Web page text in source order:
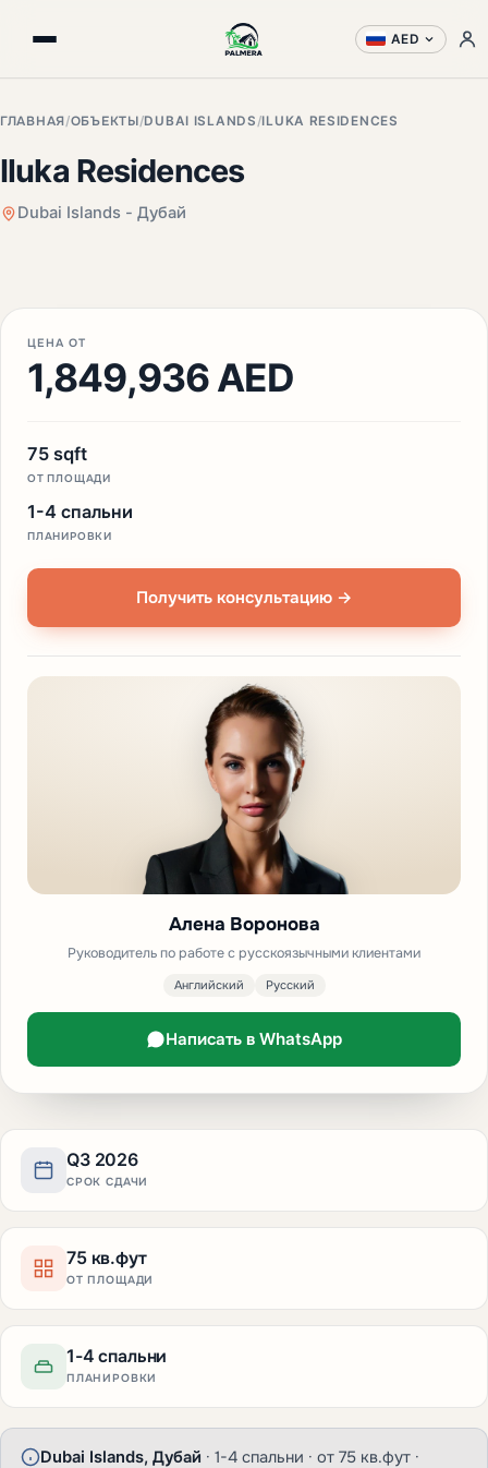
AED
ГЛАВНАЯ /ОБЪЕКТЫ/DUBAI ISLANDS /ILUKA RESIDENCES
Iluka Residences
Dubai Islands - Дубай
Q3 2026
СРОК СДАЧИ
75 кв.фут
ОТ ПЛОЩАДИ
1-4 спальни
ПЛАНИРОВКИ
Dubai Islands, Дубай · 1-4 спальни · от 75 кв.фут ·
ЦЕНА ОТ
1,849,936 AED
75 sqft
ОТ ПЛОЩАДИ
1-4 спальни
ПЛАНИРОВКИ
Получить консультацию →
Алена Воронова
Руководитель по работе с русскоязычными клиентами
Английский Русский
Написать в WhatsApp